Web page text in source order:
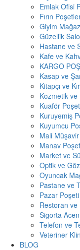
Emlak Ofisi
Fırın
Giyim
Güzellik
Hastane ve
Kafe ve
KARGO
Kasap ve
Kitapçı ve
Kozmetik
Kuaför
Kuruyemiş
Kuyumcu
Mali
Manav
Market ve
Optik ve
Oyuncak
Pastane ve
Pazar Poşeti
Restoran ve
Sigorta
Telefon ve
Veteriner
BLOG